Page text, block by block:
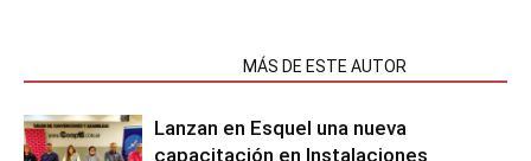
MÁS DE ESTE AUTOR
Lanzan en Esquel una nueva
capacitación en Instalaciones